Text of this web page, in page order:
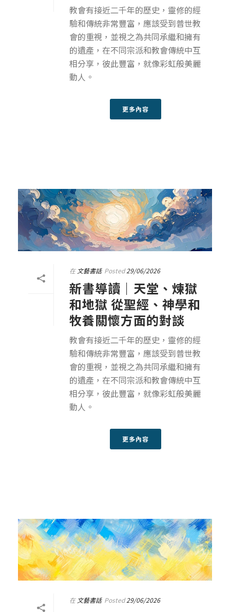
教會有接近二千年的歷史，靈修的經
驗和傳統非常豐富，應該受到普世教
會的重視，並視之為共同承繼和擁有
的遺產，在不同宗派和教會傳統中互
相分享，彼此豐富，就像彩虹般美麗
動人。
更多內容
在 文藝書話 Posted 29/06/2026
新書導讀｜天堂、煉獄
和地獄 從聖經、神學和
牧養關懷方面的對談
教會有接近二千年的歷史，靈修的經
驗和傳統非常豐富，應該受到普世教
會的重視，並視之為共同承繼和擁有
的遺產，在不同宗派和教會傳統中互
相分享，彼此豐富，就像彩虹般美麗
動人。
更多內容
在 文藝書話 Posted 29/06/2026